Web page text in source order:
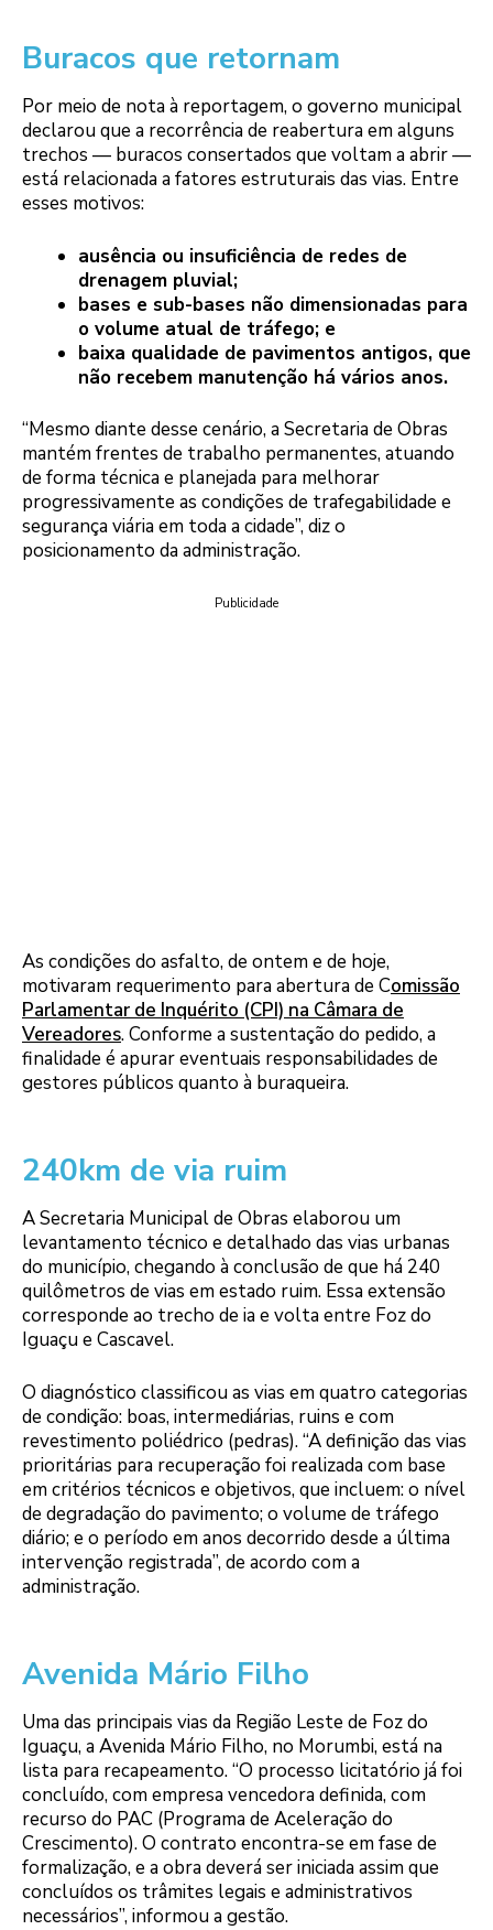
Buracos que retornam
Por meio de nota à reportagem, o governo municipal
declarou que a recorrência de reabertura em alguns
trechos — buracos consertados que voltam a abrir —
está relacionada a fatores estruturais das vias. Entre
esses motivos:
ausência ou insuficiência de redes de
drenagem pluvial;
bases e sub-bases não dimensionadas para
o volume atual de tráfego; e
baixa qualidade de pavimentos antigos, que
não recebem manutenção há vários anos.
“Mesmo diante desse cenário, a Secretaria de Obras
mantém frentes de trabalho permanentes, atuando
de forma técnica e planejada para melhorar
progressivamente as condições de trafegabilidade e
segurança viária em toda a cidade”, diz o
posicionamento da administração.
Publicidade
As condições do asfalto, de ontem e de hoje,
motivaram requerimento para abertura de Comissão
Parlamentar de Inquérito (CPI) na Câmara de
Vereadores. Conforme a sustentação do pedido, a
finalidade é apurar eventuais responsabilidades de
gestores públicos quanto à buraqueira.
240km de via ruim
A Secretaria Municipal de Obras elaborou um
levantamento técnico e detalhado das vias urbanas
do município, chegando à conclusão de que há 240
quilômetros de vias em estado ruim. Essa extensão
corresponde ao trecho de ia e volta entre Foz do
Iguaçu e Cascavel.
O diagnóstico classificou as vias em quatro categorias
de condição: boas, intermediárias, ruins e com
revestimento poliédrico (pedras). “A definição das vias
prioritárias para recuperação foi realizada com base
em critérios técnicos e objetivos, que incluem: o nível
de degradação do pavimento; o volume de tráfego
diário; e o período em anos decorrido desde a última
intervenção registrada”, de acordo com a
administração.
Avenida Mário Filho
Uma das principais vias da Região Leste de Foz do
Iguaçu, a Avenida Mário Filho, no Morumbi, está na
lista para recapeamento. “O processo licitatório já foi
concluído, com empresa vencedora definida, com
recurso do PAC (Programa de Aceleração do
Crescimento). O contrato encontra-se em fase de
formalização, e a obra deverá ser iniciada assim que
concluídos os trâmites legais e administrativos
necessários”, informou a gestão.